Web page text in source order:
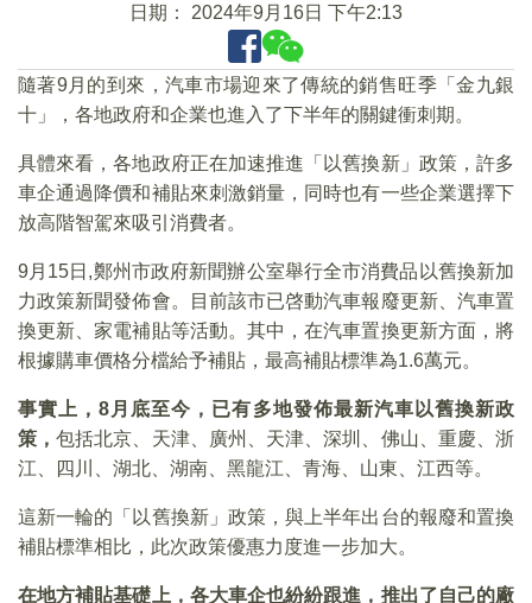
日期： 2024年9月16日 下午2:13
隨著9月的到來，汽車市場迎來了傳統的銷售旺季「金九銀
十」，各地政府和企業也進入了下半年的關鍵衝刺期。
具體來看，各地政府正在加速推進「以舊換新」政策，許多
車企通過降價和補貼來刺激銷量，同時也有一些企業選擇下
放高階智駕來吸引消費者。
9月15日,鄭州市政府新聞辦公室舉行全市消費品以舊換新加
力政策新聞發佈會。目前該市已啓動汽車報廢更新、汽車置
換更新、家電補貼等活動。其中，在汽車置換更新方面，將
根據購車價格分檔給予補貼，最高補貼標準為1.6萬元。
事實上，8月底至今，已有多地發佈最新汽車以舊換新政
策，包括北京、天津、廣州、天津、深圳、佛山、重慶、浙
江、四川、湖北、湖南、黑龍江、青海、山東、江西等。
這新一輪的「以舊換新」政策，與上半年出台的報廢和置換
補貼標準相比，此次政策優惠力度進一步加大。
在地方補貼基礎上，各大車企也紛紛跟進，推出了自己的廠